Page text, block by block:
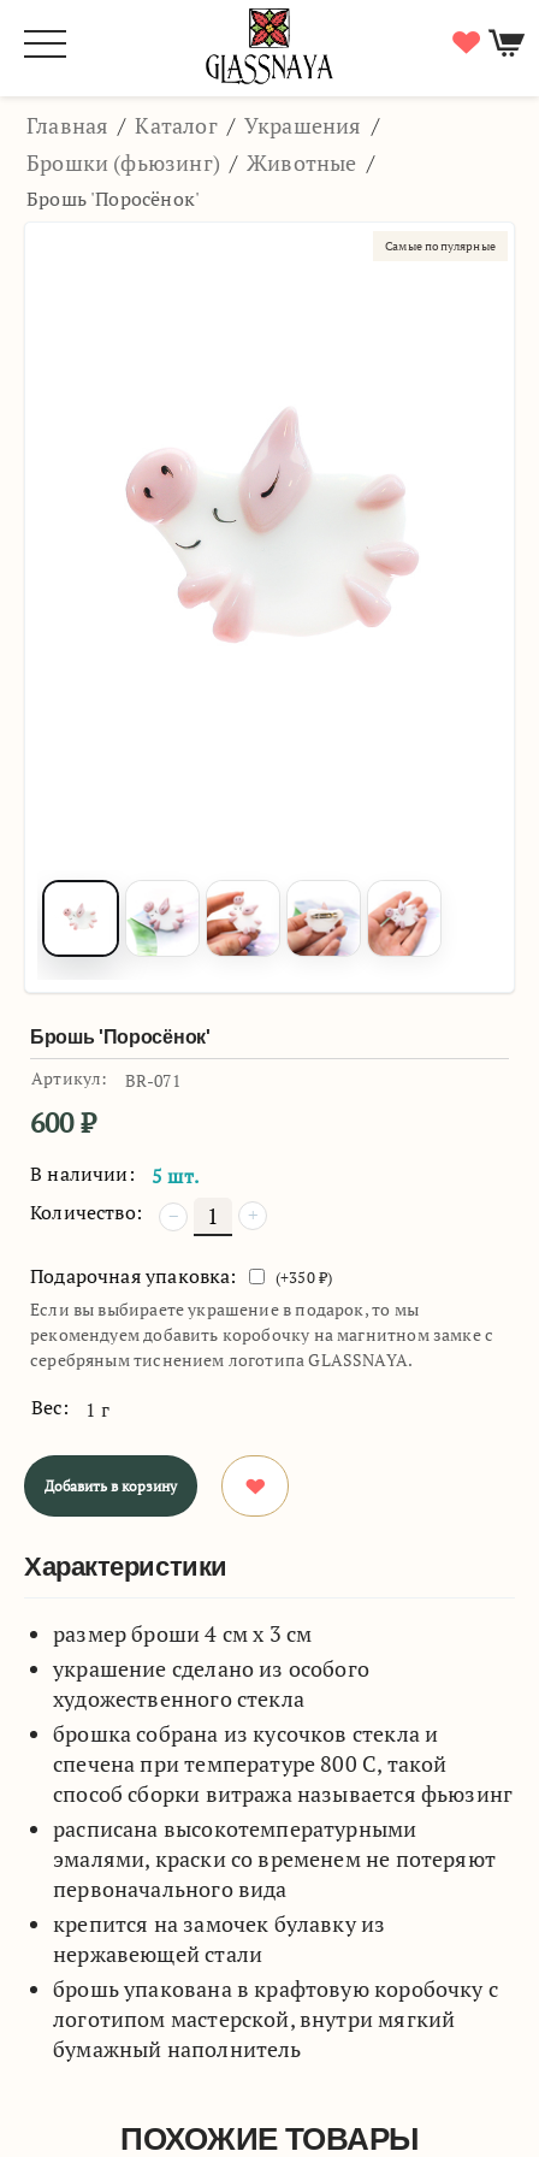
Главная / Каталог / Украшения /
Брошки (фьюзинг) / Животные /
Брошь 'Поросёнок'
Самые популярные
Брошь 'Поросёнок'
Артикул: BR-071
600₽
В наличии:
5 шт.
Количество:
+
−
Подарочная упаковка: (+350₽)
Если вы выбираете украшение в подарок, то мы
рекомендуем добавить коробочку на магнитном замке с
серебряным тиснением логотипа GLASSNAYA.
Вес: 1 г
Добавить в корзину
Характеристики
размер броши 4 см х 3 см
украшение сделано из особого
художественного стекла
брошка собрана из кусочков стекла и
спечена при температуре 800 С, такой
способ сборки витража называется фьюзинг
расписана высокотемпературными
эмалями, краски со временем не потеряют
первоначального вида
крепится на замочек булавку из
нержавеющей стали
брошь упакована в крафтовую коробочку с
логотипом мастерской, внутри мягкий
бумажный наполнитель
ПОХОЖИЕ ТОВАРЫ